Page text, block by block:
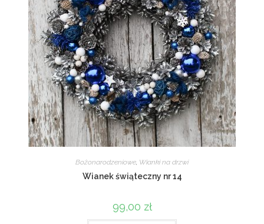
Bożonarodzeniowe, Wianki na drzwi
Wianek świąteczny nr 14
99,00 zł